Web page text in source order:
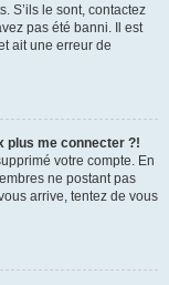
S’ils le sont, contactez
pas été banni. Il est
ait une erreur de
plus me connecter ?!
votre compte. En
ne postant pas
arrive, tentez de vous